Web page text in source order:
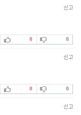
신고
0 0
신고
0 0
신고